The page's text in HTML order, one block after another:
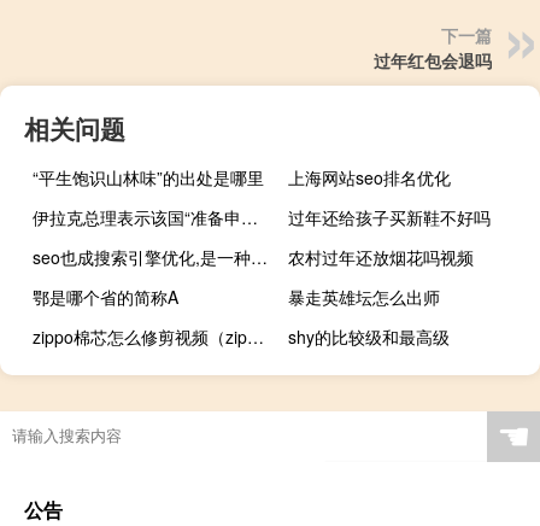
下一篇
过年红包会退吗
相关问题
“平生饱识山林味”的出处是哪里
上海网站seo排名优化
伊拉克总理表示该国“准备申请加入金砖国家合作机制”
过年还给孩子买新鞋不好吗
seo也成搜索引擎优化,是一种利用
农村过年还放烟花吗视频
鄂是哪个省的简称A
暴走英雄坛怎么出师
zippo棉芯怎么修剪视频（zippo棉芯怎么放图解）
shy的比较级和最高级
☚
公告